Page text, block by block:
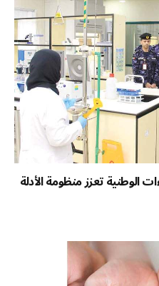
الوطنية تعزز منظومة الأدلة